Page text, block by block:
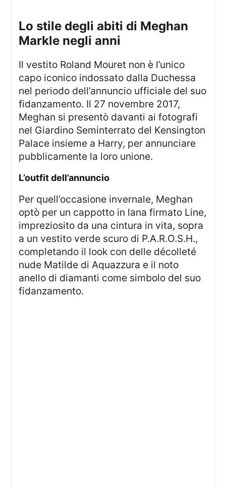
lo stile degli abiti di Meghan
Markle negli anni
Il vestito Roland Mouret non è l’unico
capo iconico indossato dalla Duchessa
nel periodo dell’annuncio ufficiale del suo
fidanzamento. Il 27 novembre 2017,
Meghan si presentò davanti ai fotografi
nel Giardino Seminterrato del Kensington
Palace insieme a Harry, per annunciare
pubblicamente la loro unione.
l’outfit dell’annuncio
Per quell’occasione invernale, Meghan
optò per un cappotto in lana firmato Line,
impreziosito da una cintura in vita, sopra
a un vestito verde scuro di P.A.R.O.S.H.,
completando il look con delle décolleté
nude Matilde di Aquazzura e il noto
anello di diamanti come simbolo del suo
fidanzamento.